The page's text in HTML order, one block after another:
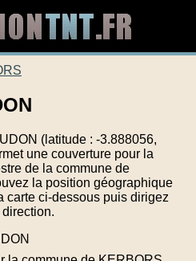
(latitude : -3.888056,
une couverture pour la
de la commune de
la position géographique
carte ci-dessous puis dirigez